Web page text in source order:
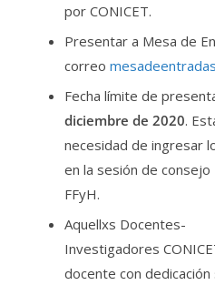
por CONICET.
Presentar a Mesa de
correo
Fecha límite de
diciembre de 2020.
necesidad de ingresar
en la sesión de
FFyH.
Aquellxs Docentes-
Investigadores
docente con dedicación